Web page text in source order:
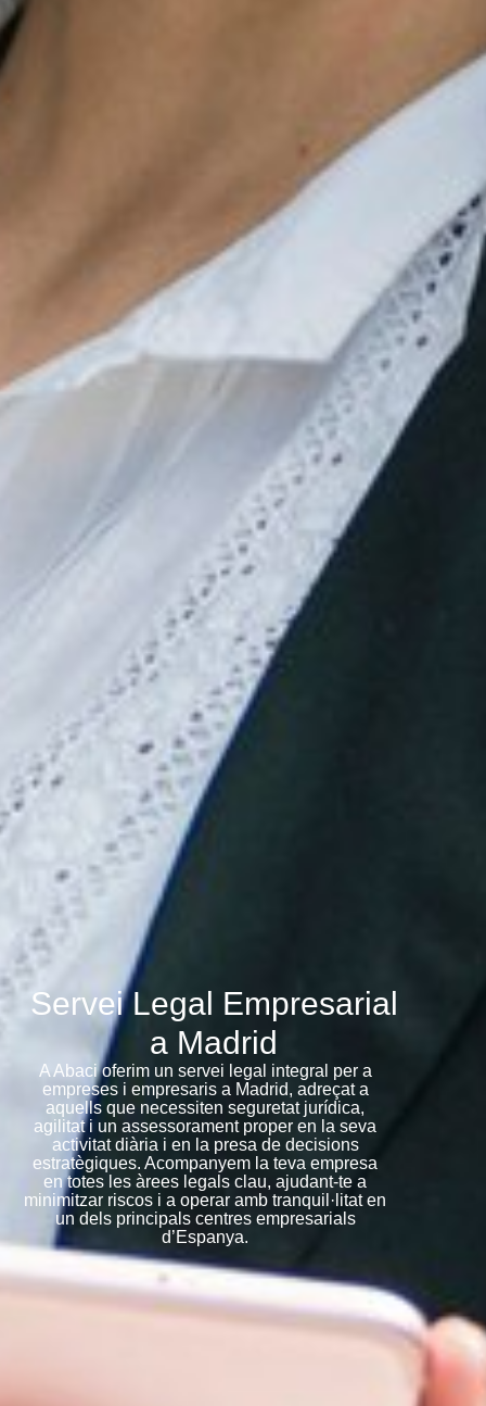
Servei Legal Empresarial
a Madrid
A Abaci oferim un servei legal integral per a
empreses i empresaris a Madrid, adreçat a
aquells que necessiten seguretat jurídica,
agilitat i un assessorament proper en la seva
activitat diària i en la presa de decisions
estratègiques. Acompanyem la teva empresa
en totes les àrees legals clau, ajudant-te a
minimitzar riscos i a operar amb tranquil·litat en
un dels principals centres empresarials
d’Espanya.